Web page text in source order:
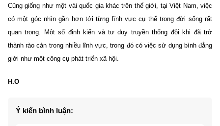
Cũng giống như một vài quốc gia khác trên thế giới, tại Việt Nam, việc
có một góc nhìn gần hơn tới từng lĩnh vực cụ thể trong đời sống rất
quan trọng. Một số định kiến và tư duy truyền thống đôi khi đã trở
thành rào cản trong nhiều lĩnh vực, trong đó có việc sử dụng bình đẳng
giới như một công cụ phát triển xã hội.
H.O
Ý kiến bình luận: